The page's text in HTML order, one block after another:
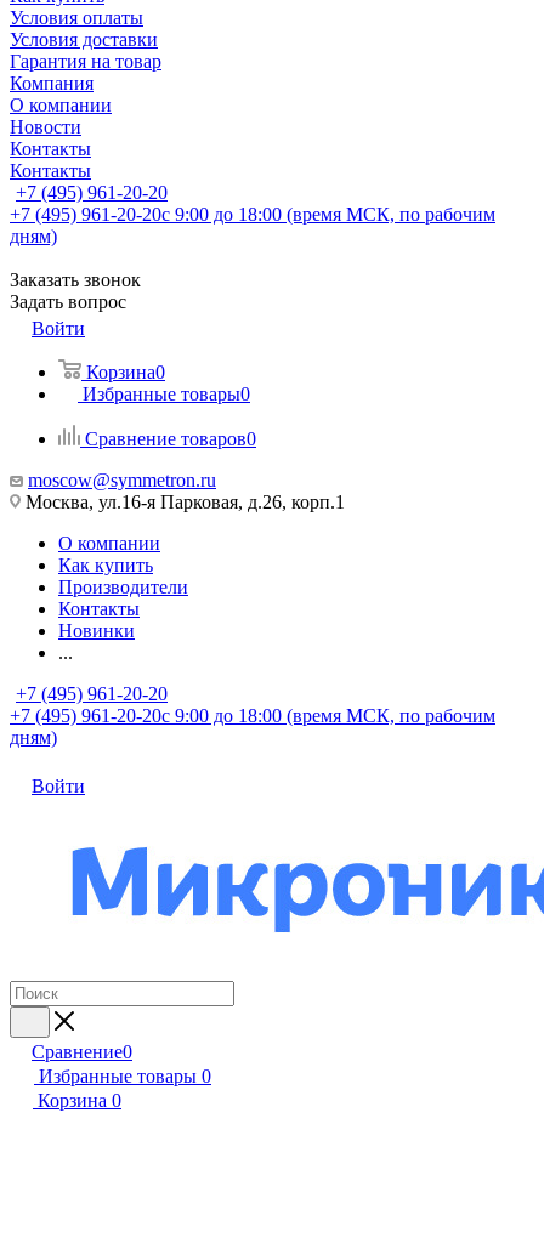
Условия оплаты
Условия доставки
Гарантия на товар
Компания
О компании
Новости
Контакты
Контакты
+7 (495) 961-20-20
+7 (495) 961-20-20с 9:00 до 18:00 (время МСК, по рабочим
дням)
Заказать звонок
Задать вопрос
Войти
Корзина0
Избранные товары0
Сравнение товаров0
moscow@symmetron.ru
Москва, ул.16-я Парковая, д.26, корп.1
О компании
Как купить
Производители
Контакты
Новинки
...
+7 (495) 961-20-20
+7 (495) 961-20-20с 9:00 до 18:00 (время МСК, по рабочим
дням)
Войти
Сравнение0
Избранные товары 0
Корзина 0